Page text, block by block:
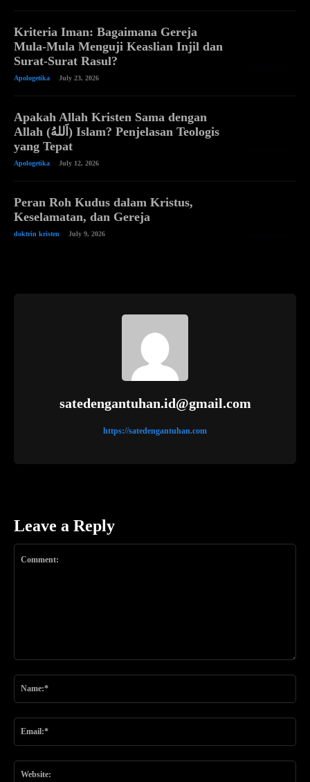
Kriteria Iman: Bagaimana Gereja
Mula-Mula Menguji Keaslian Injil dan
Surat-Surat Rasul?
Apologetika July 23, 2026
Apakah Allah Kristen Sama dengan
Allah (اَللهُ) Islam? Penjelasan Teologis
yang Tepat
Apologetika July 12, 2026
Peran Roh Kudus dalam Kristus,
Keselamatan, dan Gereja
doktrin kristen July 9, 2026
Leave a Reply
satedengantuhan.id@gmail.com
https://satedengantuhan.com